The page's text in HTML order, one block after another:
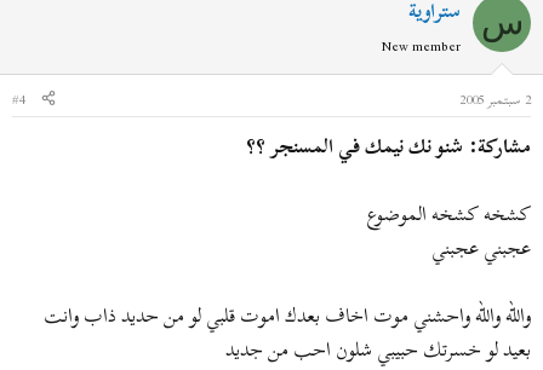
س ستراوية
New member
2 سبتمبر 2005
#4
مشاركة: شنو نك نيمك في المسنجر ؟؟
كشخه كشخه الموضوع
عجبني عجبني
والله والله واحشني موت اخاف بعدك اموت قلبي لو من حديد ذاب وانت
بعيد لو خسرتك حبيبي شلون احب من جديد